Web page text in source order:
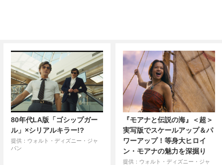
80年代LA版「ゴシップガー
ル」×シリアルキラー!?
提供：ウォルト・ディズニー・ジャ
パン
『モアナと伝説の海』＜超＞
実写版でスケールアップ＆パ
ワーアップ！等身大ヒロイ
ン・モアナの魅力を深掘り
提供：ウォルト・ディズニー・ジャ